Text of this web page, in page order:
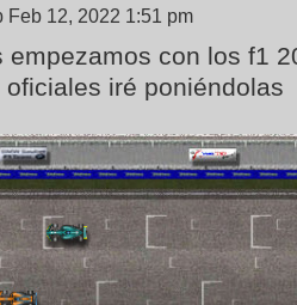
Feb 12, 2022 1:51 pm
empezamos con los f1
iré poniéndolas